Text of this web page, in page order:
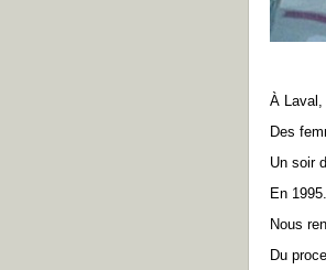
À Laval,
Des
Un soir
En 1995.
Nous
Du